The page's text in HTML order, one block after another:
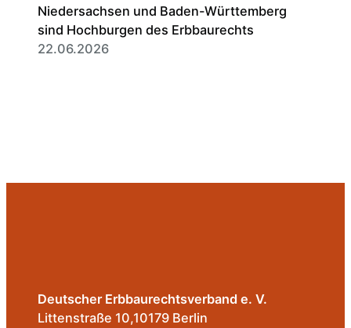
Niedersachsen und Baden-Württemberg
sind Hochburgen des Erbbaurechts
22.06.2026
Deutscher Erbbaurechtsverband e. V.
Littenstraße 10,10179 Berlin